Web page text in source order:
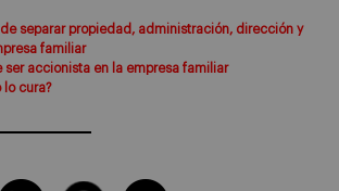
separar propiedad, administración, dirección y
familiar
ser accionista en la empresa familiar
lo cura?